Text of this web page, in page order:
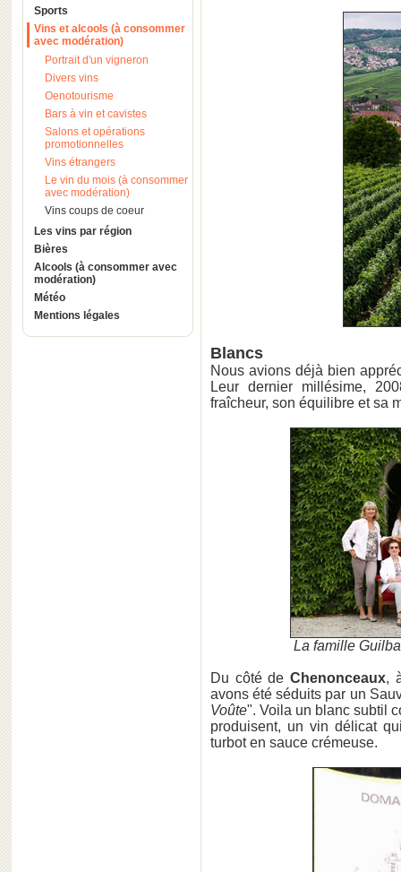
Sports
Vins et alcools (à consommer
avec modération)
Portrait d'un vigneron
Divers vins
Oenotourisme
Bars à vin et cavistes
Salons et opérations
promotionnelles
Vins étrangers
Le vin du mois (à consommer
avec modération)
Vins coups de coeur
Les vins par région
Bières
Alcools (à consommer avec
modération)
Météo
Mentions légales
Blancs
Nous avions déjà bien
Leur dernier millésime,
fraîcheur, son équilibre et sa
La famille
Du côté de Chenonceaux,
avons été séduits par un
Voûte". Voila un blanc subtil
produisent, un vin délicat
turbot en sauce crémeuse.